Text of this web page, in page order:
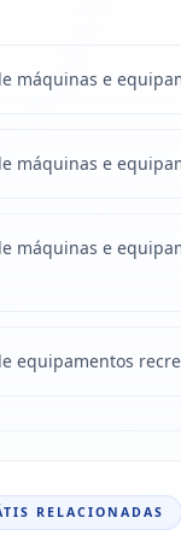
máquinas e
máquinas e
máquinas e
equipamentos
RELACIONADAS